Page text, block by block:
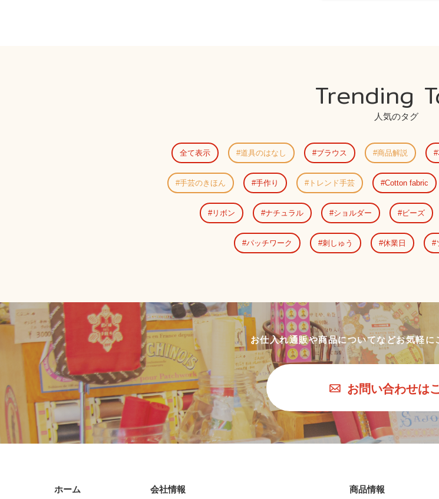
Trending
人気のタグ
全て表示 道具のはなし ブラウス 商品解説
手芸のきほん 手作り トレンド手芸 Cotton fabric
リボン ナチュラル ショルダー ビーズ
パッチワーク 刺しゅう 休業日
お仕入れ通販や商品についてなどお気軽に
お問い合わせは
ホーム 会社情報 商品情報